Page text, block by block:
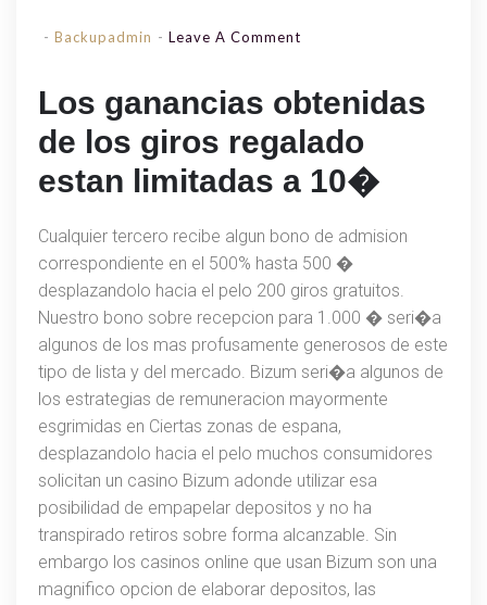
Backupadmin Leave A Comment
Organizacion
Impide
Accesos
Nunca
Autorizados
No
Ha
Transpirado
Cual
Pudiese
Beneficios
Los ganancias obtenidas
de los giros regalado
estan limitadas a 10�
Cualquier tercero recibe algun bono de admision
correspondiente en el 500% hasta 500 �
desplazandolo hacia el pelo 200 giros gratuitos.
Nuestro bono sobre recepcion para 1.000 � seri�a
algunos de los mas profusamente generosos de este
tipo de lista y del mercado. Bizum seri�a algunos de
los estrategias de remuneracion mayormente
esgrimidas en Ciertas zonas de espana,
desplazandolo hacia el pelo muchos consumidores
solicitan un casino Bizum adonde utilizar esa
posibilidad de empapelar depositos y no ha
transpirado retiros sobre forma alcanzable. Sin
embargo los casinos online que usan Bizum son una
magnifico opcion de elaborar depositos, las